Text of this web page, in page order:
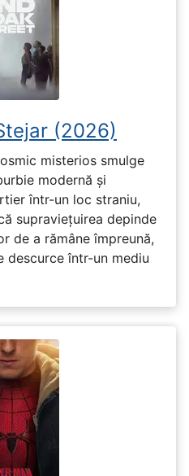
(2026)
misterios smulge
modernă și
într-un loc straniu,
supraviețuirea depinde
de a rămâne împreună,
descurce într-un mediu